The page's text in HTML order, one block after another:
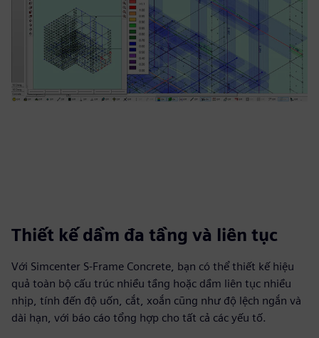
Thiết kế dầm đa tầng và liên tục
Với Simcenter S-Frame Concrete, bạn có thể thiết kế hiệu
quả toàn bộ cấu trúc nhiều tầng hoặc dầm liên tục nhiều
nhịp, tính đến độ uốn, cắt, xoắn cũng như độ lệch ngắn và
dài hạn, với báo cáo tổng hợp cho tất cả các yếu tố.